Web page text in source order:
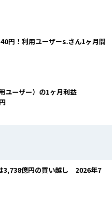
円！利用ユーザーs.さん1ヶ月間
ユーザー）の1ヶ月利益
3,738億円の買い越し 2026年7